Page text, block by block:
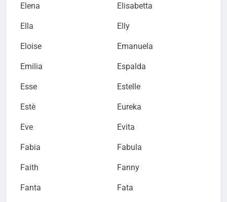
Elena Elisabetta
Ella Elly
Eloise Emanuela
Emilia Espalda
Esse Estelle
Estè Eureka
Eve Evita
Fabia Fabula
Faith Fanny
Fanta Fata